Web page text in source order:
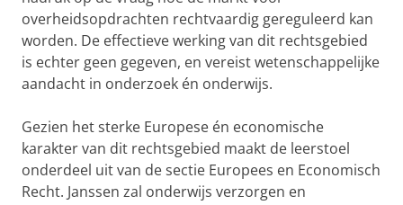
overheidsopdrachten rechtvaardig gereguleerd kan
worden. De effectieve werking van dit rechtsgebied
is echter geen gegeven, en vereist wetenschappelijke
aandacht in onderzoek én onderwijs.
Gezien het sterke Europese én economische
karakter van dit rechtsgebied maakt de leerstoel
onderdeel uit van de sectie Europees en Economisch
Recht. Janssen zal onderwijs verzorgen en